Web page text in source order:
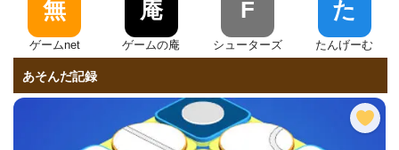
無
ゲームnet
庵
ゲームの庵
F
シューターズ
た
たんげーむ
あそんだ記録